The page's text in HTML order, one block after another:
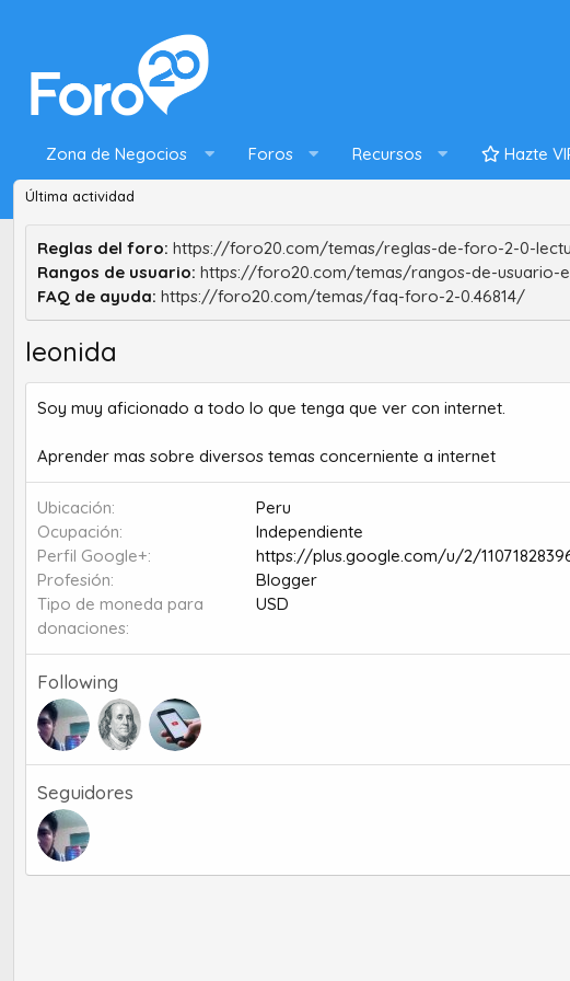
Zona de Negocios Foros Recursos Hazte
Última actividad
Reglas del foro: https://foro20.com/temas/reglas-de-foro-2-0-
Rangos de usuario: https://foro20.com/temas/rangos-de-usuario-
FAQ de ayuda: https://foro20.com/temas/faq-foro-2-0.46814/
leonida
Soy muy aficionado a todo lo que tenga que ver con internet.
Aprender mas sobre diversos temas concerniente a internet
Ubicación
Peru
Ocupación
Independiente
Perfil Google+
https://plus.google.com/u/2/
Profesión
Blogger
Tipo de moneda para
donaciones
USD
Following
Seguidores